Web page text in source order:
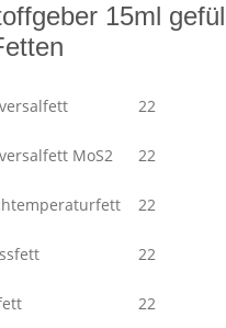
15ml
22
MoS2 22
22
22
22